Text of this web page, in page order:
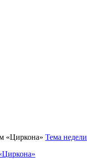
Тема недели